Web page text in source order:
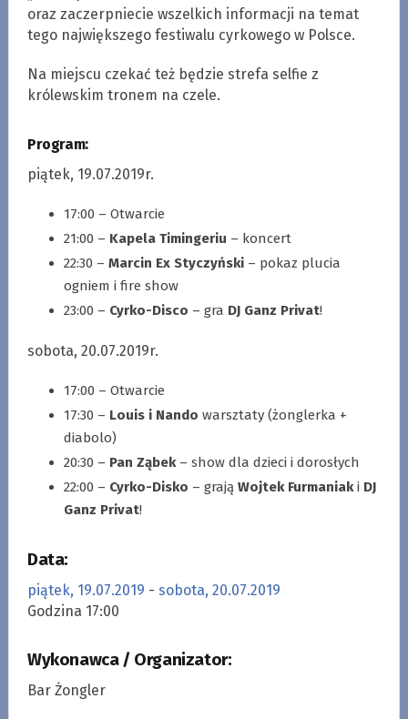
oraz zaczerpniecie wszelkich informacji na temat
tego największego festiwalu cyrkowego w Polsce.
Na miejscu czekać też będzie strefa selfie z
królewskim tronem na czele.
Program:
piątek, 19.07.2019r.
17:00 – Otwarcie
21:00 – Kapela Timingeriu – koncert
22:30 – Marcin Ex Styczyński– pokaz plucia
ogniem i fire show
23:00 – Cyrko-Disco – gra DJ Ganz Privat!
sobota, 20.07.2019r.
17:00 – Otwarcie
17:30 – Louis i Nando warsztaty (żonglerka +
diabolo)
20:30 – Pan Ząbek– show dla dzieci i dorosłych
22:00 – Cyrko-Disko – grają Wojtek Furmaniaki DJ
Ganz Privat!
Data:
piątek, 19.07.2019 - sobota, 20.07.2019
Godzina 17:00
Wykonawca / Organizator:
Bar Żongler